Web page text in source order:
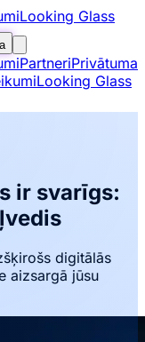
Looking Glass
PartneriPrivātuma
Looking Glass
ir svarīgs:
digitālās
aizsargā jūsu